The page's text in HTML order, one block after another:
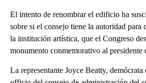
El intento de renombrar el edificio ha
sobre si el consejo tiene la autoridad para
la institución artística, que el Congreso
monumento conmemorativo al presidente
La representante Joyce Beatty,